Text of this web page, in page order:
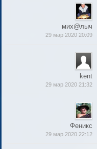
мих@лыч
29 мар 2020 20:09
kent
29 мар 2020 21:32
Феникс
29 мар 2020 22:12